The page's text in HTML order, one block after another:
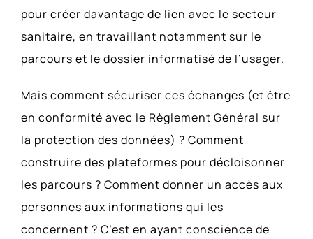
pour créer davantage de lien avec le secteur
sanitaire, en travaillant notamment sur le
parcours et le dossier informatisé de l’usager.
Mais comment sécuriser ces échanges (et être
en conformité avec le Règlement Général sur
la protection des données) ? Comment
construire des plateformes pour décloisonner
les parcours ? Comment donner un accès aux
personnes aux informations qui les
concernent ? C’est en ayant conscience de